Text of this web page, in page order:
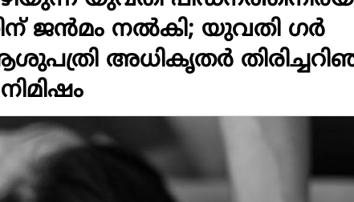
നൽകി; യുവതി ഗർ
അധികൃതർ